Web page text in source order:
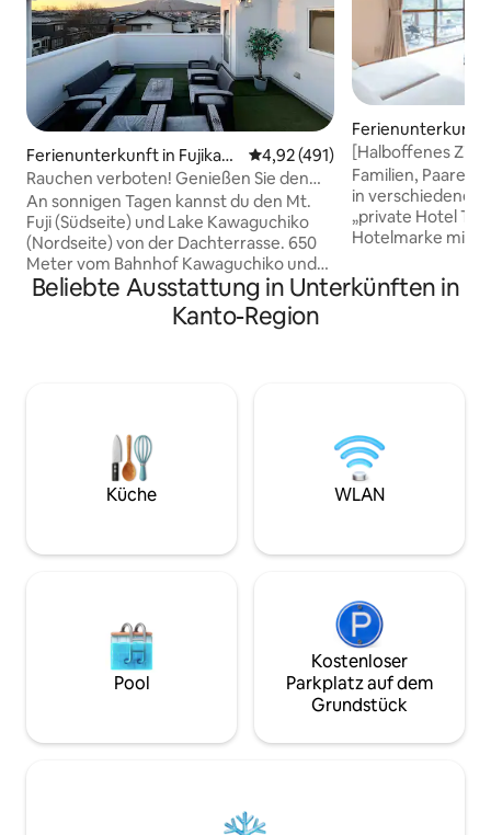
Ferienunterkunft in Fujikaw
aguchiko
Durchschnittliche Bewertung:
4,92 (491)
Rauchen verboten! Genießen Sie den
Fuji und den Kawaguchisee auf dem
Dach!
An sonnigen Tagen kannst du den Mt.
Fuji (Südseite) und Lake Kawaguchiko
(Nordseite) von der Dachterrasse. 650
Meter vom Bahnhof Kawaguchiko und
650 Meter vom Ufer des Kawaguchiko-
Sees entfernt.Kostenlose Parkplätze für
eigenen mit, wenn du kochen
in und Self-Check-out.(Alle Gäste
werden gebeten, ihre Informationen
Dach- und Bereiche sind alle
Raucherbereich. Bitte verzichte auf die
Buchung, wenn es Raucher gibt. Es gibt
eine➖ automatische Sensorleuchte, die
aus Sicherheitsgründen nicht
verfügbar. Die ➖Nachbarschaft ist eine
kannst du auch vertrieben werden.Die
Ferienunterkunft
[Halboffenes
der Nähe des
halboffenen Bad,
genießen können
möglich]
Familien, Paare,
in verschiedenen
„private Hotel
Hotelmarke mit
Chichibu.
Gebäude
genießen kannst. < Das wirst du lieben >
Da du das
du ohne zu
Grillherd usw.,
Küche (IH, Herd,
Wasserkocher),
kannst Es gibt
und einen
und Höhlen
zu
Gehminuten
Beliebte Ausstattung in Unterkünften in
Kanto-Region
Küche WLAN
Pool
Kostenloser
Parkplatz auf dem
Grundstück